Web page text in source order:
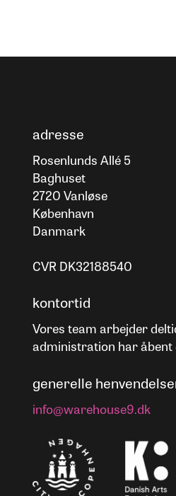
adresse
Rosenlunds Allé 5
Baghuset
2720 Vanløse
København
Danmark
CVR DK32188540
kontortid
Vores team arbejder
administration har åbent
generelle
info@warehouse9.dk